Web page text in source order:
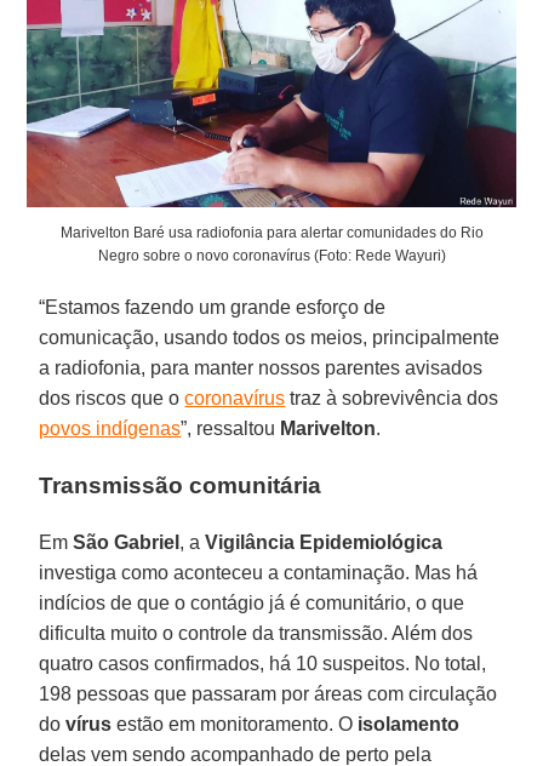
Marivelton Baré usa radiofonia para alertar comunidades do Rio
Negro sobre o novo coronavírus (Foto: Rede Wayuri)
“Estamos fazendo um grande esforço de
comunicação, usando todos os meios, principalmente
a radiofonia, para manter nossos parentes avisados
dos riscos que ocoronavírus traz à sobrevivência dos
povos indígenas”, ressaltou Marivelton.
Transmissão comunitária
EmSão Gabriel , aVigilância Epidemiológica
investiga como aconteceu a contaminação. Mas há
indícios de que o contágio já é comunitário, o que
dificulta muito o controle da transmissão. Além dos
quatro casos confirmados, há 10 suspeitos. No total,
198 pessoas que passaram por áreas com circulação
dovírus estão em monitoramento. O isolamento
delas vem sendo acompanhado de perto pela